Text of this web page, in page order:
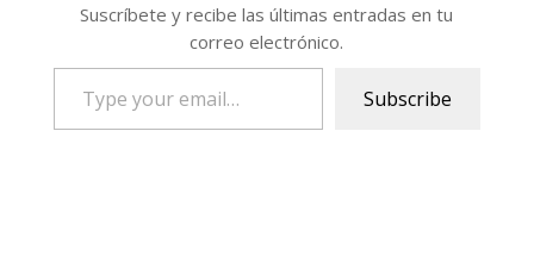
Suscríbete y recibe las últimas entradas en tu
correo electrónico.
email…
Subscribe